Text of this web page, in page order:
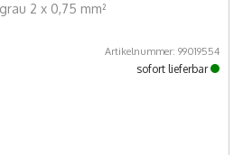
2 x 0,75 mm²
Artikelnummer: 99019554
sofort lieferbar